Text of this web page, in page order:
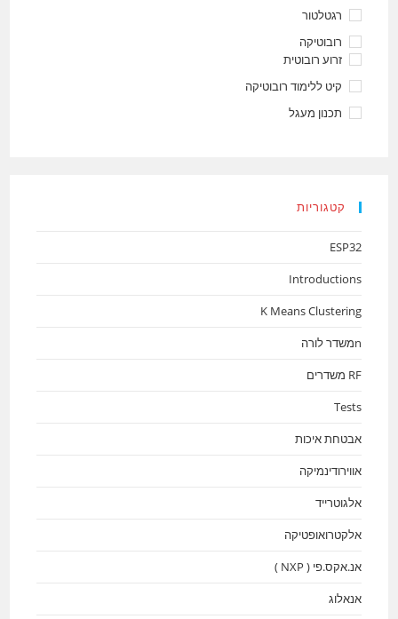
רגטלטור
רובוטיקה
זרוע רובוטית
קיט ללימוד רובוטיקה
תכנון מעגל
קטגוריות
ESP32
Introductions
K Means Clustering
nמשדר לורה
RF משדרים
Tests
אבטחת איכות
אווירודינמיקה
אלגוטרייד
אלקטרואופטיקה
אנ.אקס.פי ( NXP )
אנאלוג